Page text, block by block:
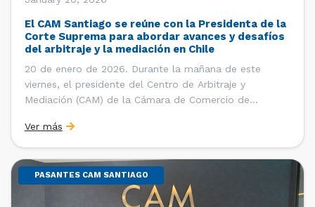
El CAM Santiago se reúne con la Presidenta de la
Corte Suprema para abordar avances y desafíos
del arbitraje y la mediación en Chile
20 de enero de 2026. Durante la mañana de este
viernes, el presidente del Centro de Arbitraje y
Mediación (CAM) de la Cámara de Comercio de
del CAM Santiago, Ximena Vial; y el gerente general de
la CCS, Carlos Soublette, sostuvieron un encuentro […]
Ver más
PASANTES CAM SANTIAGO